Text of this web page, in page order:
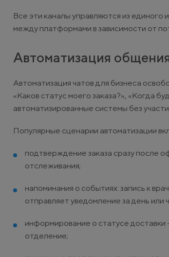
Все эти каналы управляются из
между платформами в зависимости от
Автоматизация
Автоматизация чатов для бизнеса
«Каков статус моего заказа?», «Когда
автоматизированные системы без
Популярные сценарии автоматизации
подтверждение заказа сразу после
отслеживания;
напоминания о событиях: запись к
отправляет уведомление за день или
информирование о статусе доставки
отделение;